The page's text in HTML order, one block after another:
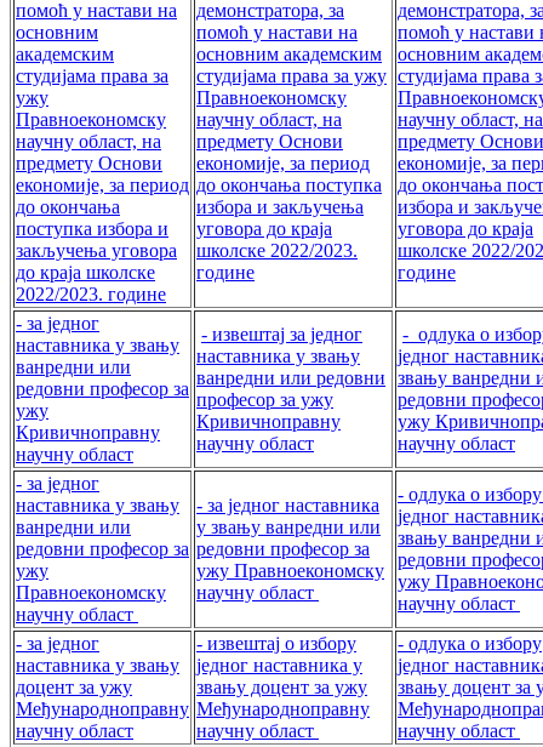
помоћ у настави на
основним
академским
студијама права за
ужу
Правноекономску
научну област, на
предмету Основи
економије, за период
до окончања
поступка избора и
закључења уговора
до краја школске
2022/2023. године
демонстратора, за
помоћ у настави на
основним академским
студијама права за ужу
Правноекономску
научну област, на
предмету Основи
економије, за период
до окончања поступка
избора и закључења
уговора до краја
школске 2022/2023.
године
демонстратора,
помоћ у настави
основним
студијама права
научну област, на
предмету Основи
економије, за
до окончања
избора и
уговора до краја
школске 2022/
године
- за једног
наставника у звању
ванредни или
редовни професор за
ужу
Кривичноправну
научну област
- извештај за једног
наставника у звању
ванредни или редовни
професор за ужу
Кривичноправну
научну област
- одлука о
једног
звању ванредни
редовни
ужу
научну област
- за једног
наставника у звању
ванредни или
редовни професор за
ужу
Правноекономску
научну област
- за једног наставника
у звању ванредни или
редовни професор за
ужу Правноекономску
научну област
- одлука о избору
једног
звању ванредни
редовни
ужу
научну област
- за једног
наставника у звању
доцент за ужу
Међународноправну
научну област
- извештај о избору
једног наставника у
звању доцент за ужу
Међународноправну
научну област
- одлука о избору
једног
звању доцент за
научну област